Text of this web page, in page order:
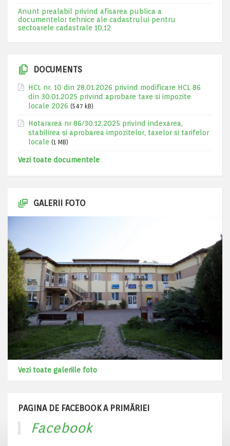
Anunt prealabil privind afisarea publica a
documentelor tehnice ale cadastrului pentru
sectoarele cadastrale 10,12
DOCUMENTS
HCL nr. 10 din 28.01.2026 privind modificare HCL 86
din 30.01.2025 privind aprobare taxe si impozite
locale 2026 (547 kB)
Hotararea nr 86/30.12.2025 privind indexarea,
stabilirea si aprobarea impozitelor, taxelor si tarifelor
locale (1 MB)
Vezi toate documentele
GALERII FOTO
Vezi toate galeriile foto
PAGINA DE FACEBOOK A PRIMĂRIEI
Facebook